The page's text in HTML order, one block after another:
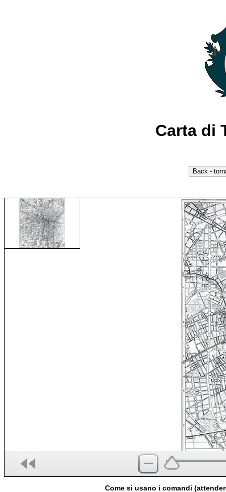
Carta di
Come si usano i comandi